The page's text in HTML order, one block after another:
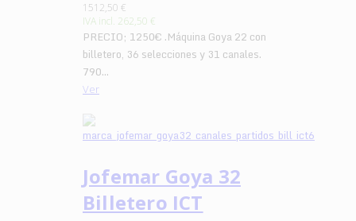
1512,50 €
IVA incl. 262,50 €
PRECIO; 1250€ .Máquina Goya 22 con
billetero, 36 selecciones y 31 canales.
790...
Ver
Jofemar Goya 32
Billetero ICT